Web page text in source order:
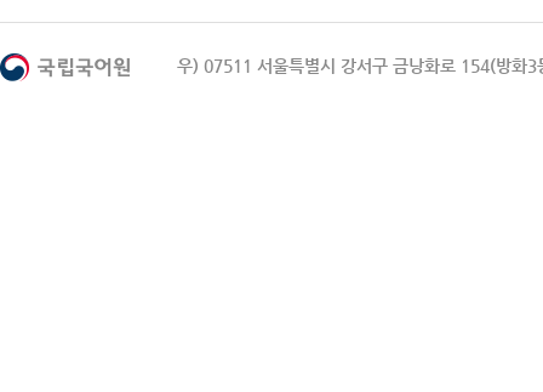
우) 07511 서울특별시 강서구 금낭화로 154(방화3